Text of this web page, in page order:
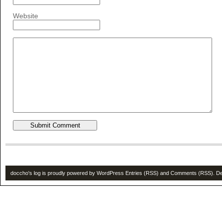
Website
doccho's log is proudly powered by WordPress Entries (RSS) and Comments (RSS) .